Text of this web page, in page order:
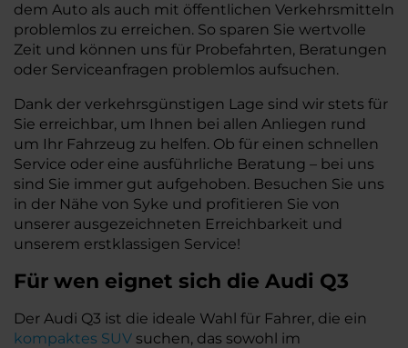
dem Auto als auch mit öffentlichen Verkehrsmitteln
problemlos zu erreichen. So sparen Sie wertvolle
Zeit und können uns für Probefahrten, Beratungen
oder Serviceanfragen problemlos aufsuchen.
Dank der verkehrsgünstigen Lage sind wir stets für
Sie erreichbar, um Ihnen bei allen Anliegen rund
um Ihr Fahrzeug zu helfen. Ob für einen schnellen
Service oder eine ausführliche Beratung – bei uns
sind Sie immer gut aufgehoben. Besuchen Sie uns
in der Nähe von Syke und profitieren Sie von
unserer ausgezeichneten Erreichbarkeit und
unserem erstklassigen Service!
Für wen eignet sich die Audi Q3
Der Audi Q3 ist die ideale Wahl für Fahrer, die ein
kompaktes SUV suchen, das sowohl im